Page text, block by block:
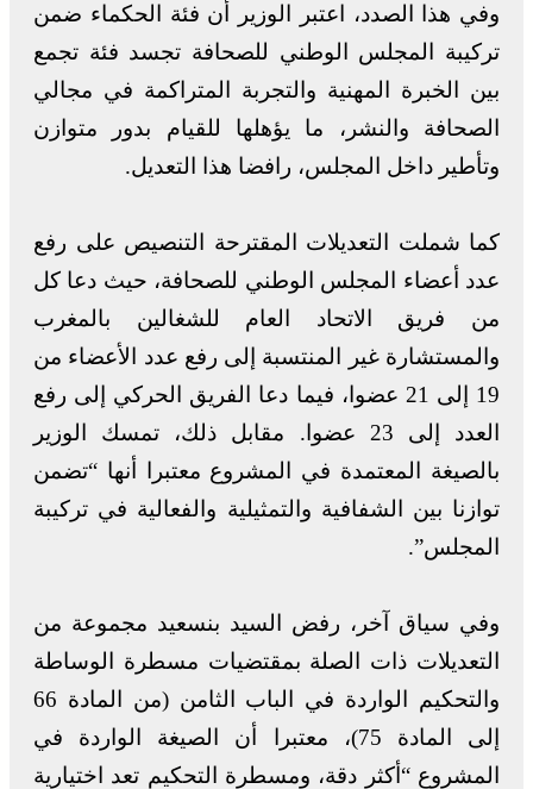
وفي هذا الصدد، اعتبر الوزير أن فئة الحكماء ضمن
تركيبة المجلس الوطني للصحافة تجسد فئة تجمع
بين الخبرة المهنية والتجربة المتراكمة في مجالي
الصحافة والنشر، ما يؤهلها للقيام بدور متوازن
وتأطير داخل المجلس، رافضا هذا التعديل.
كما شملت التعديلات المقترحة التنصيص على رفع
عدد أعضاء المجلس الوطني للصحافة، حيث دعا كل
من فريق الاتحاد العام للشغالين بالمغرب
والمستشارة غير المنتسبة إلى رفع عدد الأعضاء من
19 إلى 21 عضوا، فيما دعا الفريق الحركي إلى رفع
العدد إلى 23 عضوا. مقابل ذلك، تمسك الوزير
بالصيغة المعتمدة في المشروع معتبرا أنها “تضمن
توازنا بين الشفافية والتمثيلية والفعالية في تركيبة
المجلس”.
وفي سياق آخر، رفض السيد بنسعيد مجموعة من
التعديلات ذات الصلة بمقتضيات مسطرة الوساطة
والتحكيم الواردة في الباب الثامن (من المادة 66
إلى المادة 75)، معتبرا أن الصيغة الواردة في
المشروع “أكثر دقة، ومسطرة التحكيم تعد اختيارية